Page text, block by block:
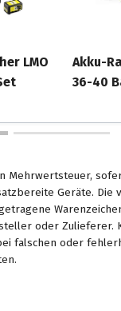
LMO
Akku-
36-40
Geräte. Die
oder Zulieferer.
falschen oder